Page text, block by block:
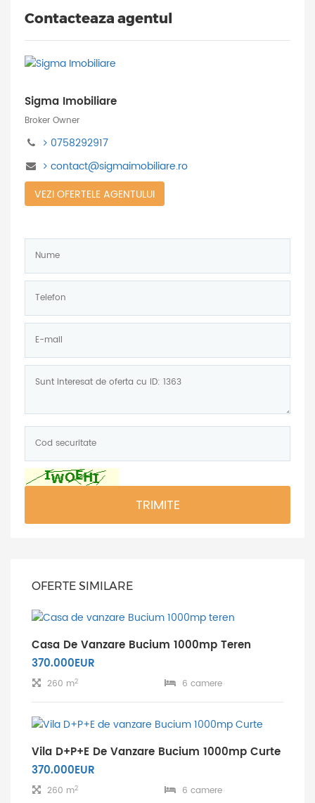
Contacteaza agentul
Sigma Imobiliare
Broker Owner
0758292917
contact@sigmaimobiliare.ro
VEZI OFERTELE AGENTULUI
mail:
securitate:
*
TRIMITE
OFERTE SIMILARE
Casa De Vanzare Bucium 1000mp Teren
370.000EUR
260 m2 6 camere
Vila D+P+E De Vanzare Bucium 1000mp Curte
370.000EUR
260 m2 6 camere